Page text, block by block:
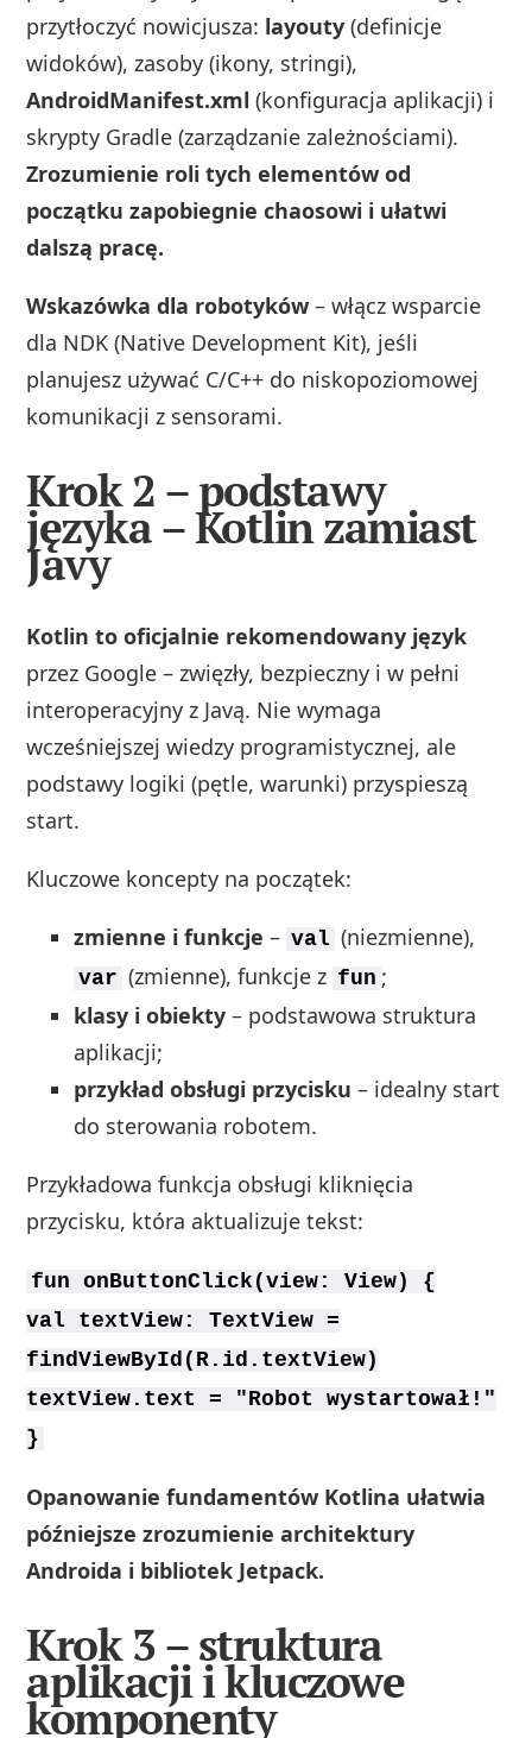
przytłoczyć nowicjusza: layouty (definicje
widoków), zasoby (ikony, stringi),
AndroidManifest.xml (konfiguracja aplikacji) i
skrypty Gradle (zarządzanie zależnościami).
Zrozumienie roli tych elementów od
początku zapobiegnie chaosowi i ułatwi
dalszą pracę.
Wskazówka dla robotyków – włącz wsparcie
dla NDK (Native Development Kit), jeśli
planujesz używać C/C++ do niskopoziomowej
komunikacji z sensorami.
Krok 2 – podstawy
języka – Kotlin zamiast
Javy
Kotlin to oficjalnie rekomendowany język
przez Google – zwięzły, bezpieczny i w pełni
interoperacyjny z Javą. Nie wymaga
wcześniejszej wiedzy programistycznej, ale
podstawy logiki (pętle, warunki) przyspieszą
start.
Kluczowe koncepty na początek:
zmienne i funkcje – val (niezmienne),
var (zmienne), funkcje z fun ;
klasy i obiekty – podstawowa struktura
aplikacji;
przykład obsługi przycisku – idealny start
do sterowania robotem.
Przykładowa funkcja obsługi kliknięcia
przycisku, która aktualizuje tekst:
fun onButtonClick(view: View) {
val textView: TextView =
findViewById(R.id.textView)
textView.text = "Robot wystartował!"
}
Opanowanie fundamentów Kotlina ułatwia
późniejsze zrozumienie architektury
Androida i bibliotek Jetpack.
Krok 3 – struktura
aplikacji i kluczowe
komponenty